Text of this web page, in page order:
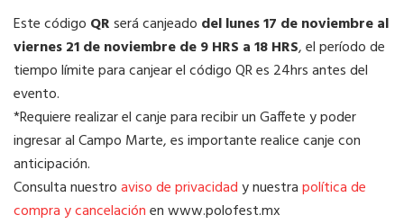
Este código QRserá canjeado del lunes 17 de noviembre al
viernes 21 de noviembre de 9 HRS a 18 HRS, el período de
tiempo límite para canjear el código QR es 24hrs antes del
evento.
*Requiere realizar el canje para recibir un Gaffete y poder
ingresar al Campo Marte, es importante realice canje con
anticipación.
Consulta nuestroaviso de privacidady nuestrapolítica de
compra y cancelaciónen www.polofest.mx